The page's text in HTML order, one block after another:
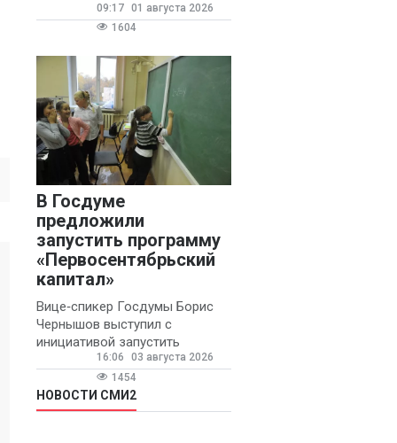
09:17 01 августа 2026
1604
В Госдуме
предложили
запустить программу
«Первосентябрьский
капитал»
Вице‑спикер Госдумы Борис
Чернышов выступил с
инициативой запустить
ежегодную федеральную
программу
«Первосентябрьский капитал»
- она предполагает
16:06
03 августа 2026
1454
НОВОСТИ СМИ2